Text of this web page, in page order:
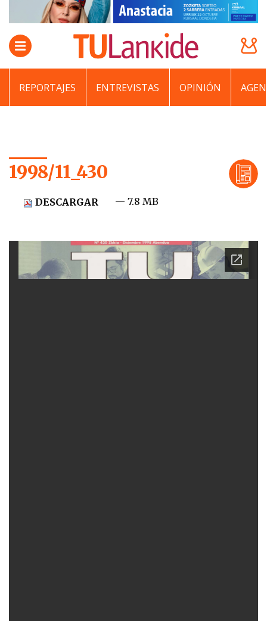
REPORTAJES ENTREVISTAS OPINIÓN
1998/11_430
DESCARGAR — 7.8 MB